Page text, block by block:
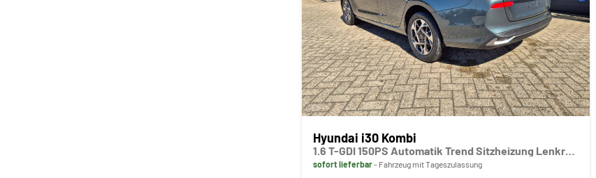
Hyundai i30 Kombi
1.6 T-GDI 150PS Automatik Trend Sitzheizung Lenkradheizung Klimaautomatik PDC v+h Rückf.Kamera Navi Apple CarPlay + Android Auto 16"LM
sofort lieferbar Fahrzeug mit Tageszulassung